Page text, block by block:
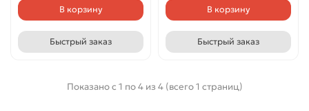
В корзину
Быстрый заказ
В корзину
Быстрый заказ
Показано с 1 по 4 из 4 (всего 1 страниц)